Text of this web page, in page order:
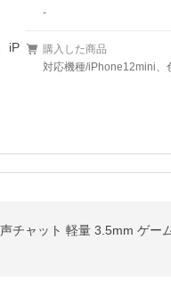
iP
-
購入した商品
対応機種/iPhone12mini、
チャット 軽量 3.5mm ゲー